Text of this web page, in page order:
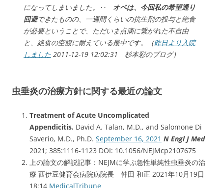
になってしまいました。‥ オペは、今回私の希望通り
回避できたものの、
一週間くらいの抗生剤の投与と絶食
が必要ということで、
ただいま点滴に繋がれた不自由
と、絶食の空腹に耐えている最中です。（昨日より入院
しました 2011-12-19 12:02:31 杉本彩のブログ）
虫垂炎の治療方針に関する最近の論文
Treatment of Acute Uncomplicated
Appendicitis. David A. Talan, M.D., and Salomone Di
Saverio, M.D., Ph.D. September 16, 2021 N Engl J Med
2021; 385:1116-1123 DOI: 10.1056/NEJMcp2107675
上の論文の解説記事：NEJMに学ぶ急性単純性虫垂炎の治
療 西伊豆健育会病院病院長 仲田 和正 2021年10月19日
18:14 MedicalTribune